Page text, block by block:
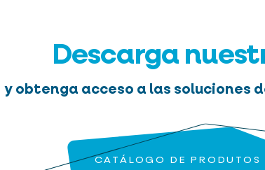
Descarga
y obtenga acceso a las soluciones
CATÁLOGO DE PRODUTOS